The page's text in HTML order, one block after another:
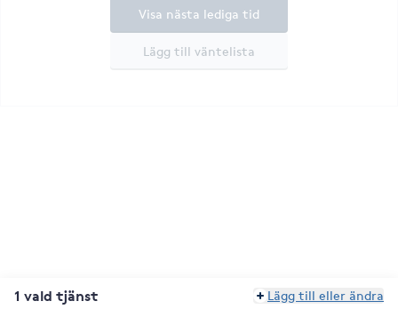
Lägg till väntelista
Visa nästa lediga tid
1 vald tjänst Lägg till eller ändra